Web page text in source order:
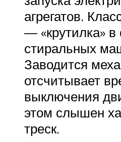
агрегатов.
— «крутилка» в
стиральных
Заводится
отсчитывает
выключения
этом слышен
треск.